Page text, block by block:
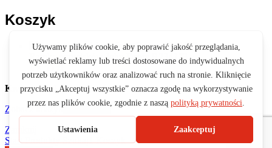
Koszyk
Ramka przycisków John Deere R234273
1 ×
Kwota: 55zł
Zobacz koszykZamówienie
Zamknij
StartProduktySzukaj1Koszyk